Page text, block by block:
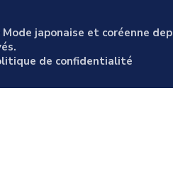
japonaise et coréenne
de confidentialité